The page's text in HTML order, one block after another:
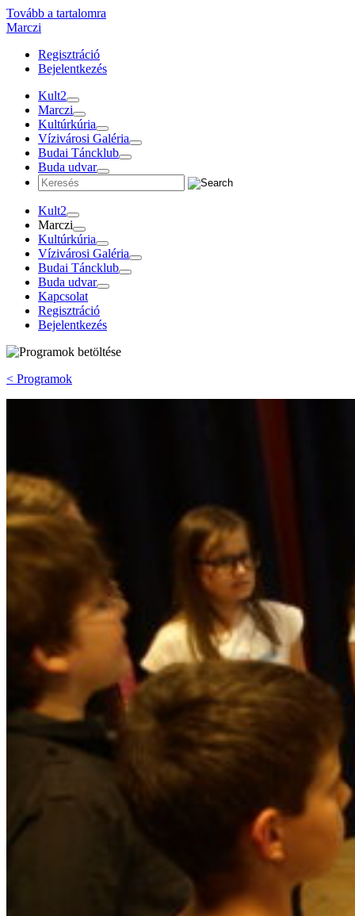
Tovább a tartalomra
Marczi
Regisztráció
Bejelentkezés
Kult2
Marczi
Kultúrkúria
Vízivárosi Galéria
Budai Táncklub
Buda udvar
Kult2
Marczi
Kultúrkúria
Vízivárosi Galéria
Budai Táncklub
Buda udvar
Kapcsolat
Regisztráció
Bejelentkezés
< Programok